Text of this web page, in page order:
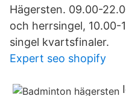
Hägersten. 09.00-
och herrsingel,
singel kvartsfinaler.
Expert seo shopify